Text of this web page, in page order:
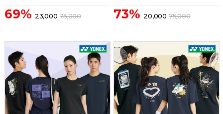
69% 23,000 75,000 73% 20,000 75,000